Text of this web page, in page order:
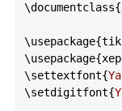
\documentclass{
\usepackage{
\usepackage{
\settextfont{
\setdigitfont{